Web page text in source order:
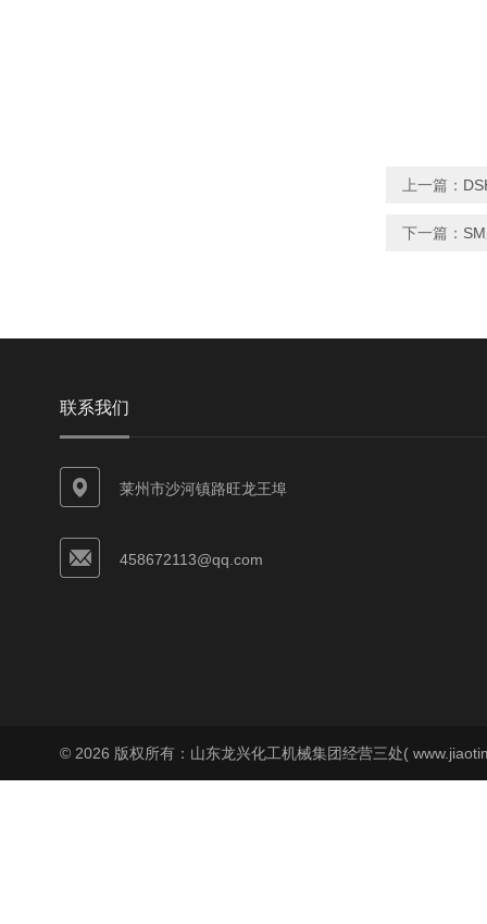
上一篇：
下一篇：
联系我们
莱州市沙河镇路旺龙王埠
458672113@qq.com
© 2026 版权所有：山东龙兴化工机械集团经营三处(